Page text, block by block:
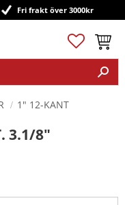
Fri frakt över 3000kr
Favoriter
1" 12-KANT
3.1/8"